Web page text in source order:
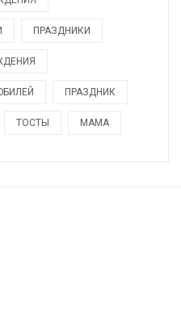
ПРАЗДНИКИ
ПРАЗДНИК
ТОСТЫ МАМА